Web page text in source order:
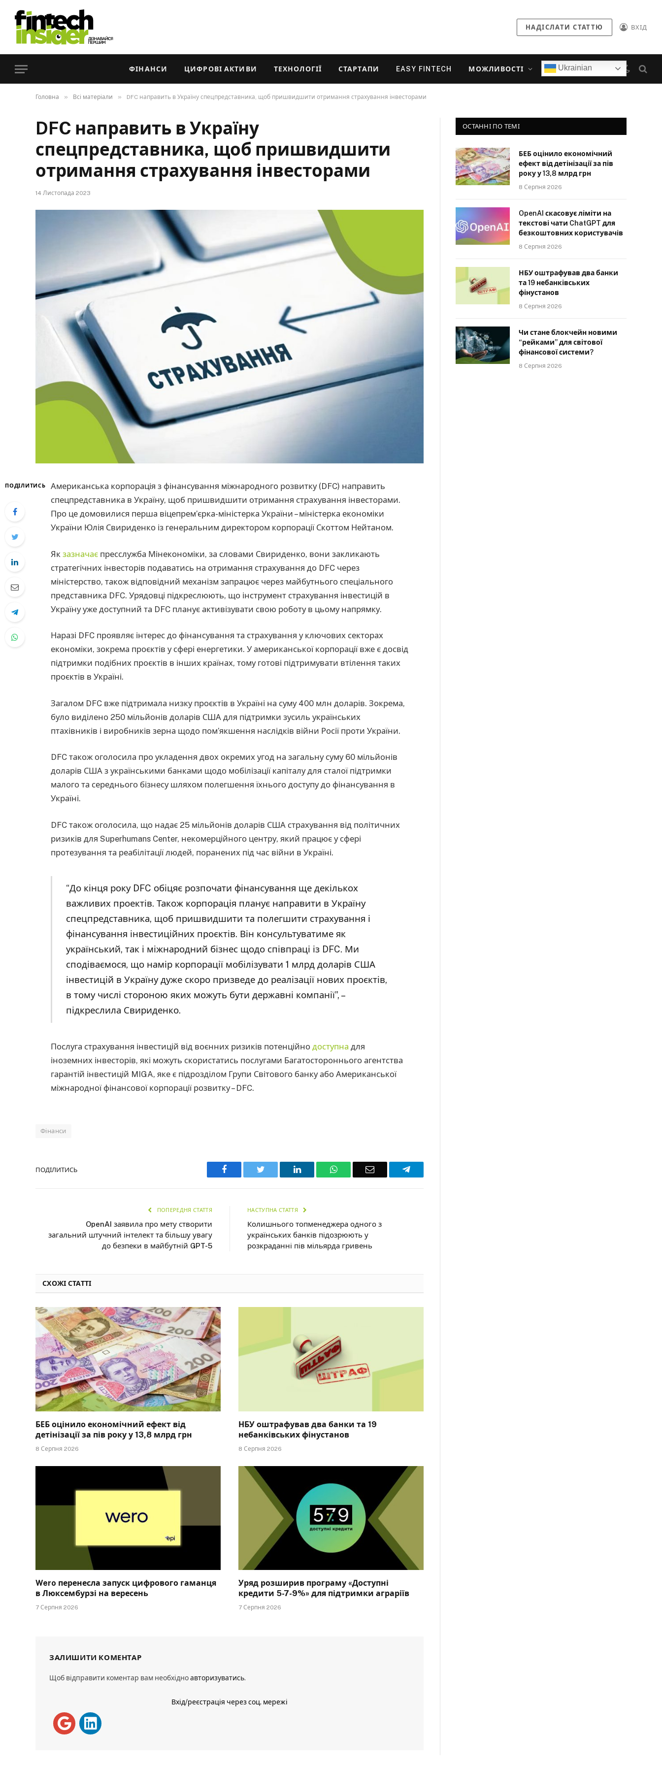
НАДІСЛАТИ СТАТТЮ ВХІД
ФІНАНСИ ЦИФРОВІ АКТИВИ ТЕХНОЛОГІЇ СТАРТАПИ EASY FINTECH МОЖЛИВОСТІ Ukrainian
Головна » Всі матеріали » DFC направить в Україну спецпредставника, щоб пришвидшити отримання страхування інвесторами
DFC направить в Україну
спецпредставника, щоб пришвидшити
отримання страхування інвесторами
14 Листопада 2023
ПОДІЛИТИСЬ
Американська корпорація з фінансування міжнародного розвитку (DFC) направить
спецпредставника в Україну, щоб пришвидшити отримання страхування інвесторами.
Про це домовилися перша віцепрем’єрка-міністерка України – міністерка економіки
України Юлія Свириденко із генеральним директором корпорації Скоттом Нейтаном.
Як зазначає пресслужба Мінекономіки, за словами Свириденко, вони закликають
стратегічних інвесторів подаватись на отримання страхування до DFC через
міністерство, також відповідний механізм запрацює через майбутнього спеціального
представника DFC. Урядовці підкреслюють, що інструмент страхування інвестицій в
Україну уже доступний та DFC планує активізувати свою роботу в цьому напрямку.
Наразі DFC проявляє інтерес до фінансування та страхування у ключових секторах
економіки, зокрема проєктів у сфері енергетики. У американської корпорації вже є досвід
підтримки подібних проєктів в інших країнах, тому готові підтримувати втілення таких
проєктів в Україні.
Загалом DFC вже підтримала низку проєктів в Україні на суму 400 млн доларів. Зокрема,
було виділено 250 мільйонів доларів США для підтримки зусиль українських
птахівників і виробників зерна щодо пом’якшення наслідків війни Росії проти України.
DFC також оголосила про укладення двох окремих угод на загальну суму 60 мільйонів
доларів США з українськими банками щодо мобілізації капіталу для сталої підтримки
малого та середнього бізнесу шляхом полегшення їхнього доступу до фінансування в
Україні.
DFC також оголосила, що надає 25 мільйонів доларів США страхування від політичних
ризиків для Superhumans Center, некомерційного центру, який працює у сфері
протезування та реабілітації людей, поранених під час війни в Україні.
“До кінця року DFC обіцяє розпочати фінансування ще декількох
важливих проектів. Також корпорація планує направити в Україну
спецпредставника, щоб пришвидшити та полегшити страхування і
фінансування інвестиційних проєктів. Він консультуватиме як
український, так і міжнародний бізнес щодо співпраці із DFC. Ми
сподіваємося, що намір корпорації мобілізувати 1 млрд доларів США
інвестицій в Україну дуже скоро призведе до реалізації нових проєктів,
в тому числі стороною яких можуть бути державні компанії”, –
підкреслила Свириденко.
Послуга страхування інвестицій від воєнних ризиків потенційно доступна для
іноземних інвесторів, які можуть скористатись послугами Багатостороннього агентства
гарантій інвестицій MIGA, яке є підрозділом Групи Світового банку або Американської
міжнародної фінансової корпорації розвитку – DFC.
Фінанси
ПОДІЛИТИСЬ Facebook Twitter LinkedIn WhatsAppEmail Telegram
ПОПЕРЕДНЯ СТАТТЯ
OpenAI заявила про мету створити
загальний штучний інтелект та більшу увагу
до безпеки в майбутній GPT-5
НАСТУПНА СТАТТЯ
Колишнього топменеджера одного з
українських банків підозрюють у
розкраданні пів мільярда гривень
СХОЖІ СТАТТІ
БЕБ оцінило економічний ефект від
детінізації за пів року у 13,8 млрд грн
8 Серпня 2026
НБУ оштрафував два банки та 19
небанківських фінустанов
8 Серпня 2026
Wero перенесла запуск цифрового гаманця
в Люксембурзі на вересень
7 Серпня 2026
Уряд розширив програму «Доступні
кредити 5-7-9%» для підтримки аграріїв
7 Серпня 2026
ЗАЛИШИТИ КОМЕНТАР
Щоб відправити коментар вам необхідноавторизуватись.
Вхід/реєстрація через соц. мережі
ОСТАННІ ПО ТЕМІ
БЕБ оцінило економічний
ефект від детінізації за пів
року у 13,8 млрд грн
8 Серпня 2026
OpenAI скасовує ліміти на
текстові чати ChatGPT для
безкоштовних користувачів
8 Серпня 2026
НБУ оштрафував два банки
та 19 небанківських
фінустанов
8 Серпня 2026
Чи стане блокчейн новими
“рейками” для світової
фінансової системи?
8 Серпня 2026